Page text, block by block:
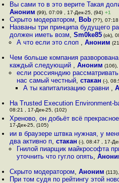
Вы сами то в это верите Такая
Аноним (99), 07:09 , 17-Дек-25, (94) +1
Скрыто модератором, Bob (??),
Названы три принципа будущего
должен иметь возм,Sm0ke85 (ok),
А что если это слоп , Аноним
Чем больше компания
каждый следующий ,Аноним
если россияндию
нас самый честный, стакан (-),
А ты капитализацию сравни ,
На Trusted Execution Environment-
08:21 , 17-Дек-25, (102)
Xpeново, он добьёт всё
17-Дек-25, (105)
ии в браузере штвка нужная, у
два активно п,стакан (-), 08:47 , 17-
Гнилой пиарщик майкрософта
уточнить что гугло опять,
Скрыто модератором,Аноним
При том судя по рейтингу этой